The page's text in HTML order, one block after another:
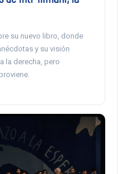
su nuevo libro, donde
y su visión
la derecha, pero